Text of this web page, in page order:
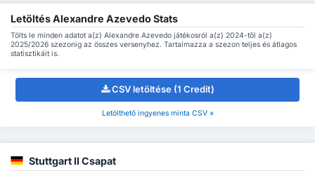
Letöltés Alexandre Azevedo Stats
Tölts le minden adatot a(z) Alexandre Azevedo játékosról a(z) 2024-től a(z)
2025/2026 szezonig az összes versenyhez. Tartalmazza a szezon teljes és átlagos
statisztikáit is.
CSV letöltése (1 Credit)
Letölthető ingyenes minta CSV »
Stuttgart II Csapat